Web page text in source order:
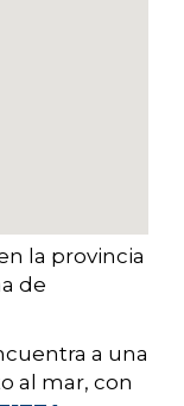
la provincia
de
a una
al mar, con